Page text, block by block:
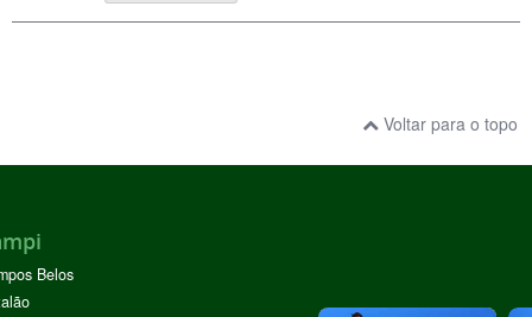
Voltar para o topo
Belos